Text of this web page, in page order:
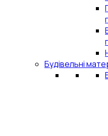
Будівельні